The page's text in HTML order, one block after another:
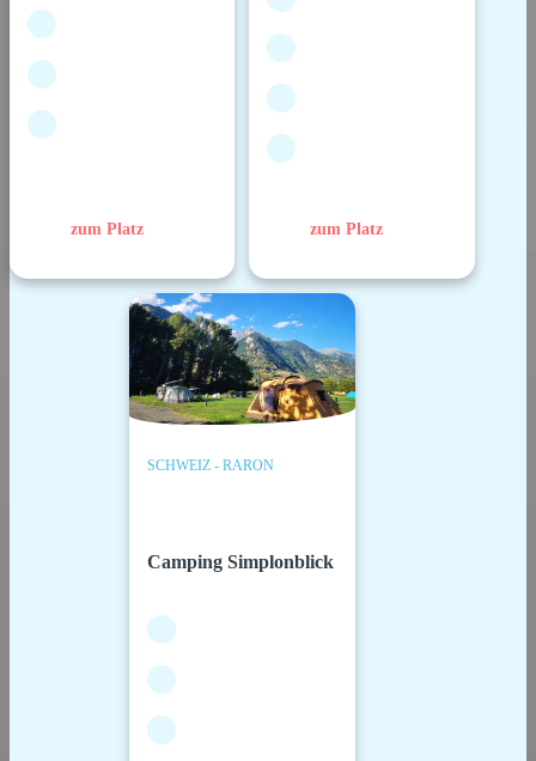
zum Platz zum Platz
SCHWEIZ - RARON
Camping Simplonblick